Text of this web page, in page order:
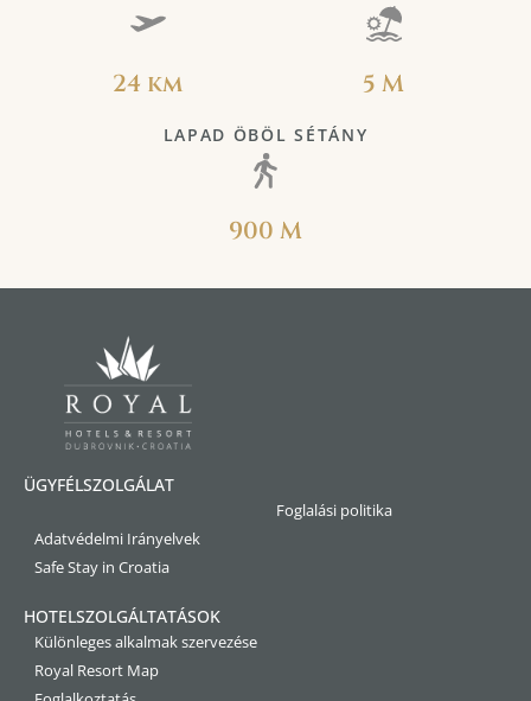
24 km 5 M
LAPAD ÖBÖL SÉTÁNY
900 M
ÜGYFÉLSZOLGÁLAT
Foglalási politika
Adatvédelmi Irányelvek
Safe Stay in Croatia
HOTELSZOLGÁLTATÁSOK
Különleges alkalmak szervezése
Royal Resort Map